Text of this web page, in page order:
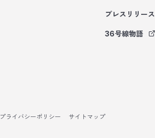
プレスリリース
36号線物語
プライバシーポリシー サイトマップ